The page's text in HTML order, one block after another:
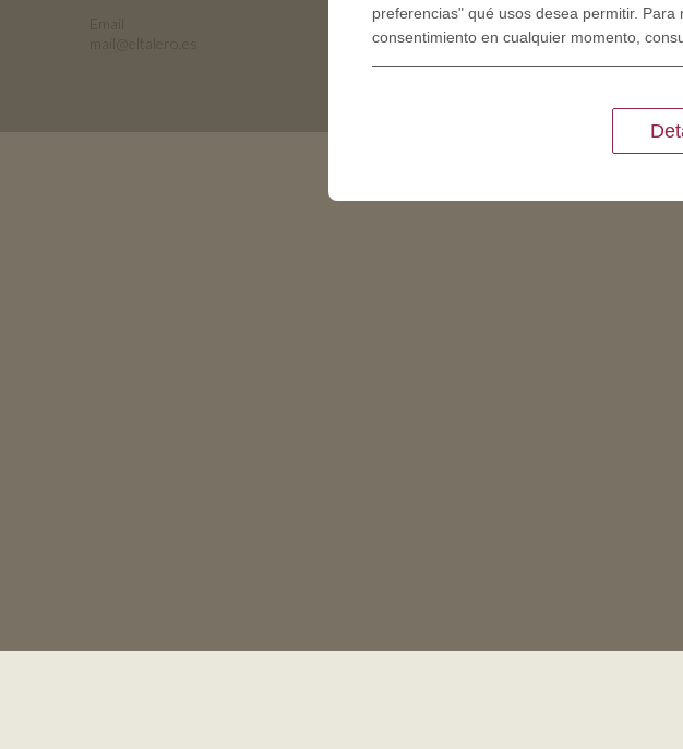
mail@eltalero.es
Grabado de monedas
preferencias" qué usos desea permitir.
consentimiento en cualquier momento,